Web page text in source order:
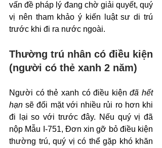
vấn đề pháp lý đang chờ giải quyết, quý
vị nên tham khảo ý kiến luật sư di trú
trước khi đi ra nước ngoài.
Thường trú nhân có điều kiện
(người có thẻ xanh 2 năm)
Người có thẻ xanh có điều kiện đã hết
hạn sẽ đối mặt với nhiều rủi ro hơn khi
đi lại so với trước đây. Nếu quý vị đã
nộp Mẫu I-751, Đơn xin gỡ bỏ điều kiện
thường trú, quý vị có thể gặp khó khăn